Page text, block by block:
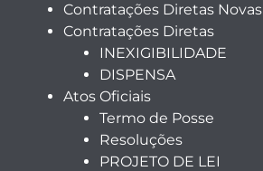
Contratações Diretas Novas
Contratações Diretas
INEXIGIBILIDADE
DISPENSA
Atos Oficiais
Termo de Posse
Resoluções
PROJETO DE LEI